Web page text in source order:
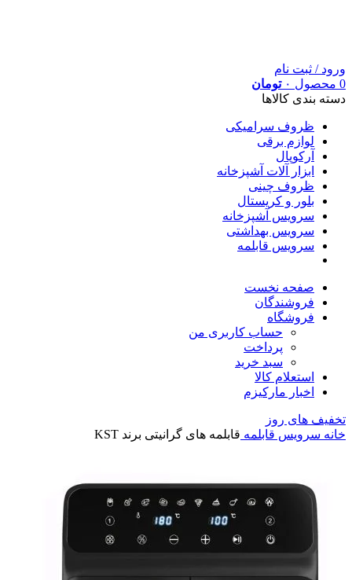
ورود / ثبت نام
0 محصول ۰ تومان
دسته بندی کالاها
ظروف سرامیکی
لوازم برقی
آرکوپال
ابزار آلات آشپزخانه
ظروف چینی
بلور و کریستال
سرویس آشپزخانه
سرویس بهداشتی
سرویس قابلمه
صفحه نخست
فروشندگان
فروشگاه
حساب کاربری من
پرداخت
سبد خرید
استعلام کالا
اخبار مارکیزم
تخفیف های روز
خانه سرویس قابلمه قابلمه های گرانیتی برند KST